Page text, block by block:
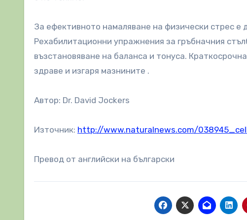
За ефективното намаляване на физически стрес
Рехабилитационни упражнения за гръбначния
възстановяване на баланса и тонуса.
здраве и изгаря мазнините .
Автор: Dr. David Jockers
Източник: http://www.naturalnews.com/
Превод от английски на български